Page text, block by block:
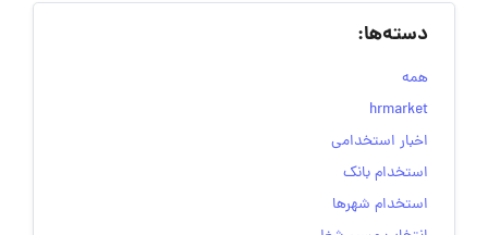
دسته‌ها:
همه
hrmarket
اخبار استخدامی
استخدام بانک
استخدام شهرها